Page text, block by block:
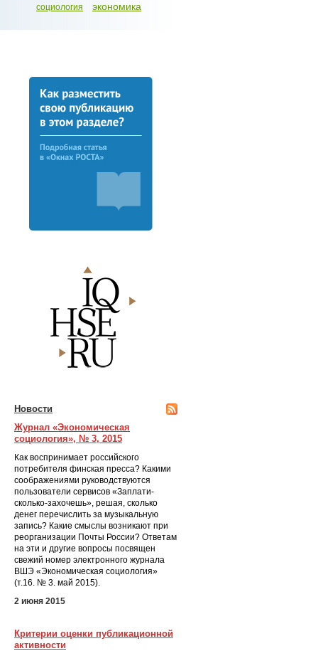
социология
экономика
Новости
Журнал «Экономическая
социология», № 3, 2015
Как воспринимает российского
потребителя финская пресса? Какими
соображениями руководствуются
пользователи сервисов «Заплати-
сколько-захочешь», решая, сколько
денег перечислить за музыкальную
запись? Какие смыслы возникают при
реорганизации Почты России? Ответам
на эти и другие вопросы посвящен
свежий номер электронного журнала
ВШЭ «Экономическая социология»
(т.16. № 3. май 2015).
2 июня 2015
Критерии оценки публикационной
активности